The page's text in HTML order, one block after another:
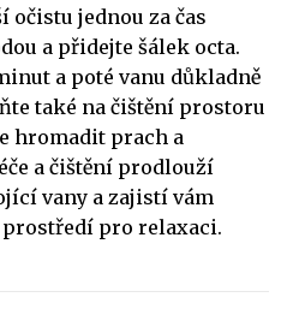
očistu jednou za čas
a přidejte šálek octa.
a poté vanu důkladně
také na čištění prostoru
hromadit prach a
a čištění prodlouží
vany a zajistí vám
pro relaxaci.